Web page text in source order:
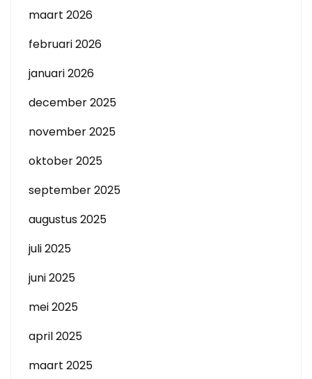
maart 2026
februari 2026
januari 2026
december 2025
november 2025
oktober 2025
september 2025
augustus 2025
juli 2025
juni 2025
mei 2025
april 2025
maart 2025